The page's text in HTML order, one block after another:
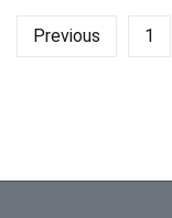
конференция
материалдары
Previous 1